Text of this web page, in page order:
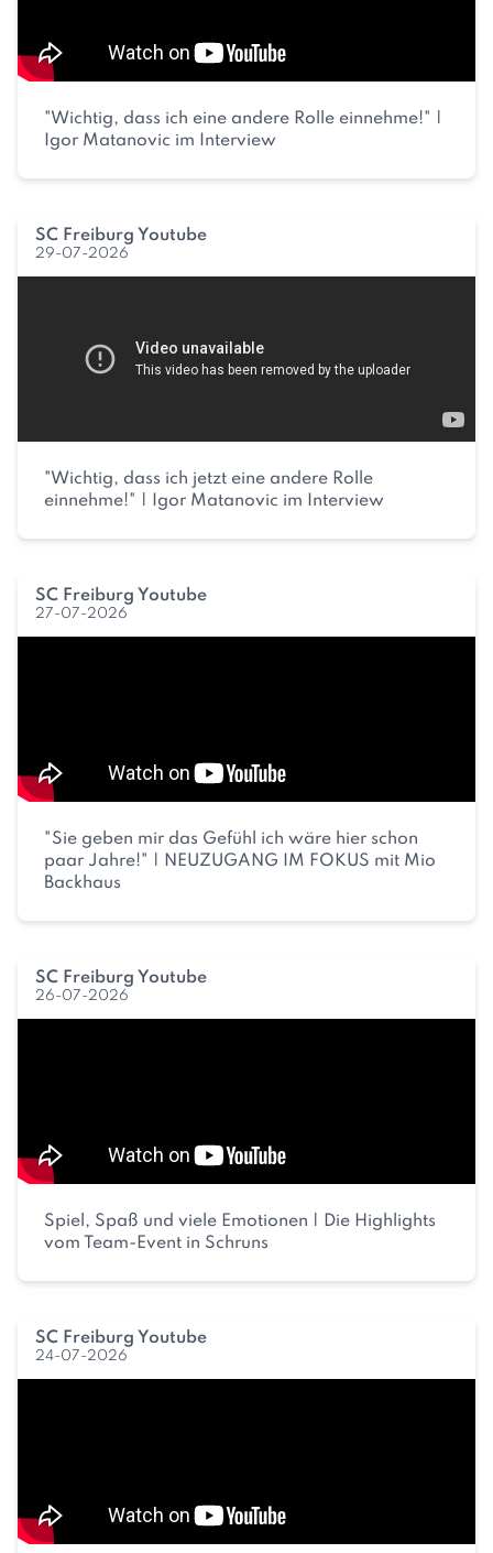
"Wichtig, dass ich eine andere Rolle einnehme!" |
Igor Matanovic im Interview
SC Freiburg Youtube
29-07-2026
"Wichtig, dass ich jetzt eine andere Rolle
einnehme!" | Igor Matanovic im Interview
SC Freiburg Youtube
27-07-2026
"Sie geben mir das Gefühl ich wäre hier schon
paar Jahre!" | NEUZUGANG IM FOKUS mit Mio
Backhaus
SC Freiburg Youtube
26-07-2026
Spiel, Spaß und viele Emotionen | Die Highlights
vom Team-Event in Schruns
SC Freiburg Youtube
24-07-2026